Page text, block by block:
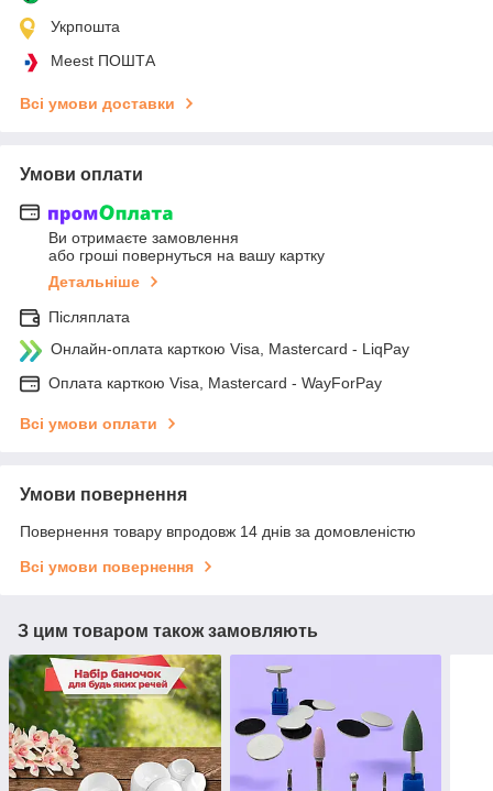
Укрпошта
Meest ПОШТА
Всі умови доставки
Умови оплати
Ви отримаєте замовлення
або гроші повернуться на вашу картку
Детальніше
Післяплата
Онлайн-оплата карткою Visa, Mastercard - LiqPay
Оплата карткою Visa, Mastercard - WayForPay
Всі умови оплати
Умови повернення
Повернення товару впродовж 14 днів за домовленістю
Всі умови повернення
З цим товаром також замовляють